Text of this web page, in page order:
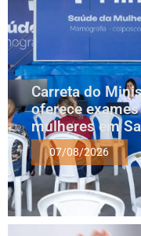
Carreta do
oferece
mulheres em
07/08/2026